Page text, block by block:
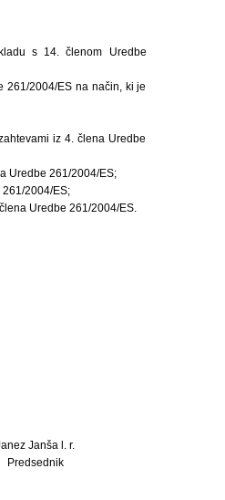
s 14. členom Uredbe
261/2004/ES na način, ki je
iz 4. člena Uredbe
Uredbe 261/2004/ES;
2004/ES;
Uredbe 261/2004/ES.
Janša l. r.
Predsednik